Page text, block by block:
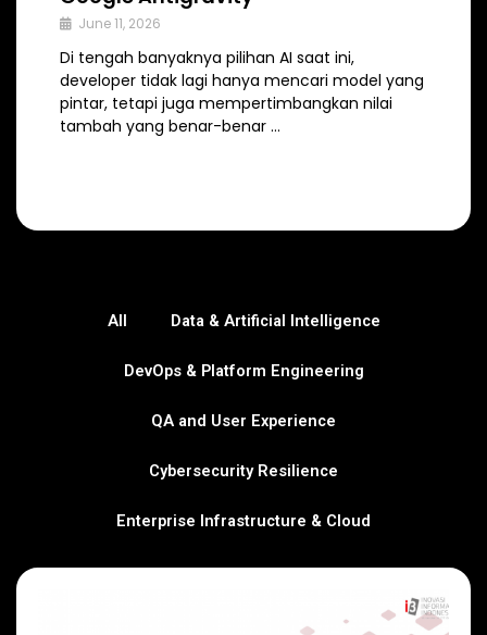
June 11, 2026
Di tengah banyaknya pilihan AI saat ini,
developer tidak lagi hanya mencari model yang
pintar, tetapi juga mempertimbangkan nilai
tambah yang benar-benar …
All Data & Artificial Intelligence
DevOps & Platform Engineering
QA and User Experience
Cybersecurity Resilience
Enterprise Infrastructure & Cloud